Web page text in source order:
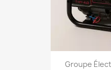
Groupe